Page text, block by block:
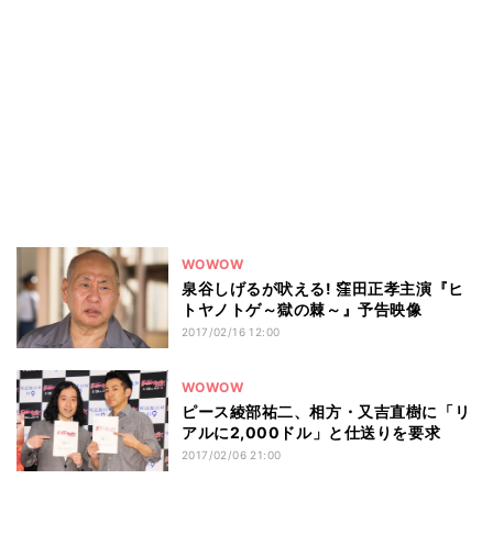
WOWOW
泉谷しげるが吠える! 窪田正孝主演『ヒ
トヤノトゲ～獄の棘～』予告映像
2017/02/16 12:00
WOWOW
ピース綾部祐二、相方・又吉直樹に「リ
アルに2,000ドル」と仕送りを要求
2017/02/06 21:00